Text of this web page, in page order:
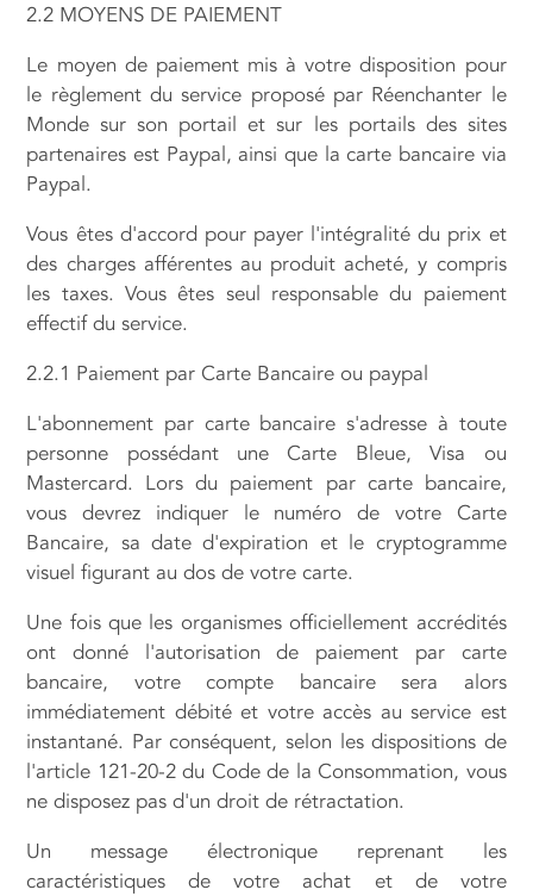
2.2 MOYENS DE PAIEMENT
Le moyen de paiement mis à votre disposition pour
le règlement du service proposé par Réenchanter le
Monde sur son portail et sur les portails des sites
partenaires est Paypal, ainsi que la carte bancaire via
Paypal.
Vous êtes d'accord pour payer l'intégralité du prix et
des charges afférentes au produit acheté, y compris
les taxes. Vous êtes seul responsable du paiement
effectif du service.
2.2.1 Paiement par Carte Bancaire ou paypal
L'abonnement par carte bancaire s'adresse à toute
personne possédant une Carte Bleue, Visa ou
Mastercard. Lors du paiement par carte bancaire,
vous devrez indiquer le numéro de votre Carte
Bancaire, sa date d'expiration et le cryptogramme
visuel figurant au dos de votre carte.
Une fois que les organismes officiellement accrédités
ont donné l'autorisation de paiement par carte
bancaire, votre compte bancaire sera alors
immédiatement débité et votre accès au service est
instantané. Par conséquent, selon les dispositions de
l'article 121-20-2 du Code de la Consommation, vous
ne disposez pas d'un droit de rétractation.
Un message électronique reprenant les
caractéristiques de votre achat et de votre